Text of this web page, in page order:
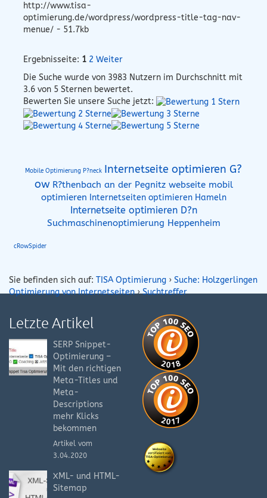
http://www.tisa-
optimierung.de/wordpress/wordpress-title-tag-nav-
menue/ - 51.7kb
Ergebnisseite: 1 2 Weiter
Die Suche wurde von 3983 Nutzern im Durchschnitt mit
3.6 von 5 Sternen bewertet.
Bewerten Sie unsere Suche jetzt:
Mobile Optimierung P?neck Internetseite optimieren G?
ow R?thenbach an der Pegnitz webseite mobil
optimieren Internetseiten optimieren Hameln
Internetseite optimieren D?n
Suchmaschinenoptimierung Heppenheim
cRowSpider
Sie befinden sich auf: TISA Optimierung › Suche: Holzgerlingen
Optimierung von Internetseiten›Suchtreffer
Letzte Artikel
SERP Snippet-
Optimierung –
Mit den richtigen
Meta-Titles und
Meta-
Descriptions
mehr Klicks
bekommen
Artikel vom
3.04.2020
XML- und HTML-
Sitemap